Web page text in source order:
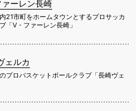
ァーレン長崎
21市町をホームタウンとするプロサッカ
「V・ファーレン長崎」
ェルカ
プロバスケットボールクラブ「長崎ヴェ